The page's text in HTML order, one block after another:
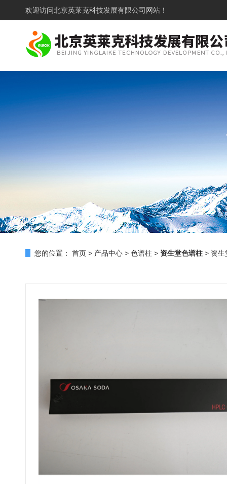
欢迎访问北京英莱克科技发展有限公司网站！
您的位置： 首页 > 产品中心 > 色谱柱 > 资生堂色谱柱 > 资生